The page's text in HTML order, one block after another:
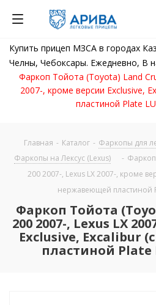
Купить прицеп МЗСА в городах
Челны, Чебоксары. Ежедневно, В
Фаркоп Тойота (Toyota) Land
2007-, кроме версии Exclusive,
пластиной Plate
Главная - Каталог - Фаркопы для
Фаркопы на Лексус (Lexus)
-
200 2007-, Lexus LX 2007-, кроме
нержавеющей пластиной
Фаркоп Тойота
200 2007-, Lexus LX
Exclusive, Excalibur
пластиной Plate